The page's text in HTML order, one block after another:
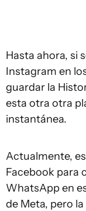
Hasta ahora, si
Instagram en
guardar la
esta otra otra
instantánea.
Actualmente,
Facebook para
WhatsApp en
de Meta, pero